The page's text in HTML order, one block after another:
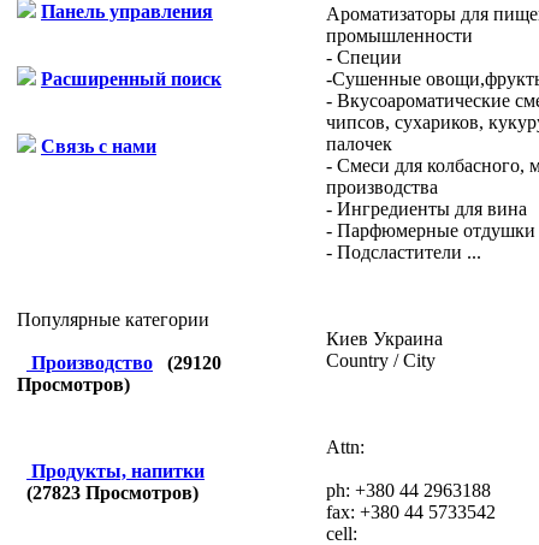
Панель управления
Расширенный поиск
Связь с нами
Популярные категории
Производство (29120
Просмотров)
Продукты, напитки
(27823 Просмотров)
Ароматизаторы для
промышленности
- Специи
-Сушенные
- Вкусоароматические
чипсов, сухариков,
палочек
- Смеси для колбасного,
производства
- Ингредиенты для вина
- Парфюмерные отдушки
- Подсластители ...
Киев Украина
Country / City
Attn:
ph: +380 44 2963188
fax: +380 44 5733542
cell: